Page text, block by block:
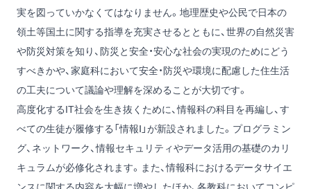
実を図っていかなくてはなりません。地理歴史や公民で日本の
領土等国土に関する指導を充実させるとともに、世界の自然災害
や防災対策を知り、防災と安全・安心な社会の実現のためにどう
すべきかや、家庭科において安全・防災や環境に配慮した住生活
の工夫について議論や理解を深めることが大切です。
高度化するIT社会を生き抜くために、情報科の科目を再編し、す
べての生徒が履修する「情報Ⅰ」が新設されました。プログラミン
グ、ネットワーク、情報セキュリティやデータ活用の基礎のカリ
キュラムが必修化されます。また、情報科におけるデータサイエ